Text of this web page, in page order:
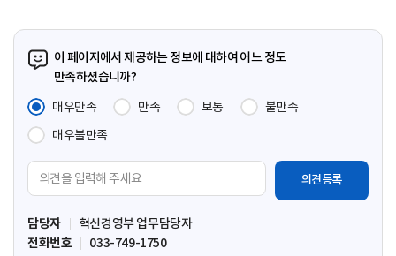
이 페이지에서 제공하는 정보에 대하여 어느 정도
만족하셨습니까?
매우만족
만족 보통
불만족
매우불만족
견
입
력
담당자
혁신경영부 업무담당자
전화번호
033-749-1750